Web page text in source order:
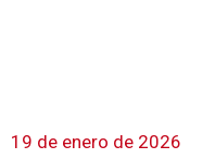
19 de enero de 2026